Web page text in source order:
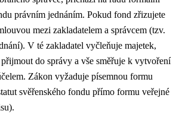
právním jednáním. Pokud fond zřizujete
mezi zakladatelem a správcem (tzv.
V té zakladatel vyčleňuje majetek,
do správy a vše směřuje k vytvoření
Zákon vyžaduje písemnou formu
svěřenského fondu přímo formu veřejné